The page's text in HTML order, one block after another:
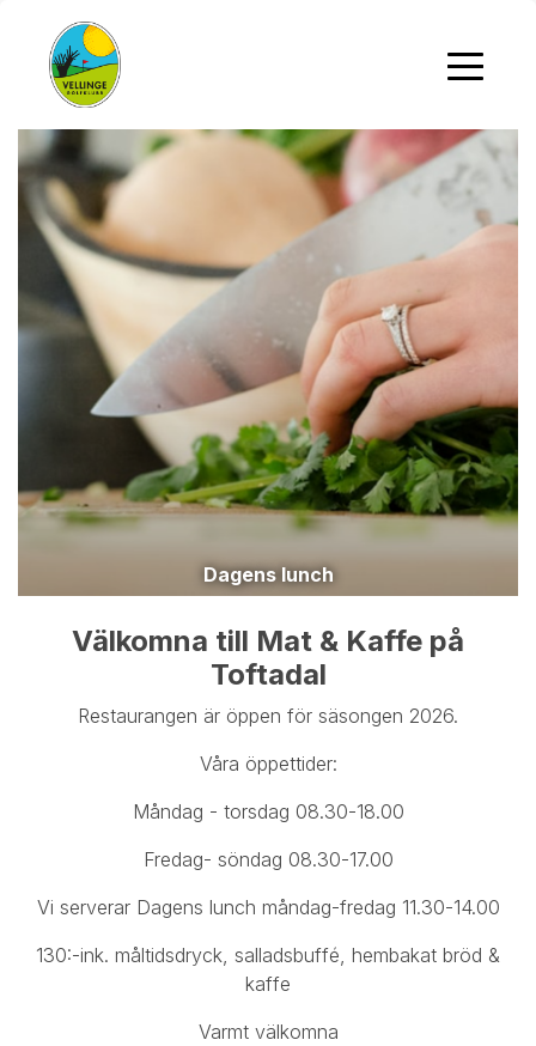
Dagens lunch
Välkomna till Mat & Kaffe på
Toftadal
Restaurangen är öppen för säsongen 2026.
Våra öppettider:
Måndag - torsdag 08.30-18.00
Fredag- söndag 08.30-17.00
Vi serverar Dagens lunch måndag-fredag 11.30-14.00
130:-ink. måltidsdryck, salladsbuffé, hembakat bröd &
kaffe
Varmt välkomna